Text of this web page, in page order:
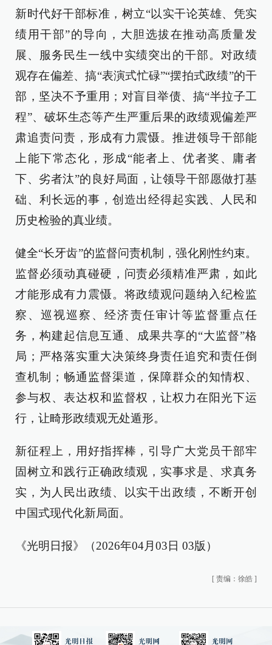
新时代好干部标准，树立“以实干论英雄、凭实
绩用干部”的导向，大胆选拔在推动高质量发
展、服务民生一线中实绩突出的干部。对政绩
观存在偏差、搞“表演式忙碌”“摆拍式政绩”的干
部，坚决不予重用；对盲目举债、搞“半拉子工
程”、破坏生态等产生严重后果的政绩观偏差严
肃追责问责，形成有力震慑。推进领导干部能
上能下常态化，形成“能者上、优者奖、庸者
下、劣者汰”的良好局面，让领导干部愿做打基
础、利长远的事，创造出经得起实践、人民和
历史检验的真业绩。
健全“长牙齿”的监督问责机制，强化刚性约束。
监督必须动真碰硬，问责必须精准严肃，如此
才能形成有力震慑。将政绩观问题纳入纪检监
察、巡视巡察、经济责任审计等监督重点任
务，构建起信息互通、成果共享的“大监督”格
局；严格落实重大决策终身责任追究和责任倒
查机制；畅通监督渠道，保障群众的知情权、
参与权、表达权和监督权，让权力在阳光下运
行，让畸形政绩观无处遁形。
新征程上，用好指挥棒，引导广大党员干部牢
固树立和践行正确政绩观，实事求是、求真务
实，为人民出政绩、以实干出政绩，不断开创
中国式现代化新局面。
《光明日报》（2026年04月03日 03版）
[ 责编：徐皓 ]